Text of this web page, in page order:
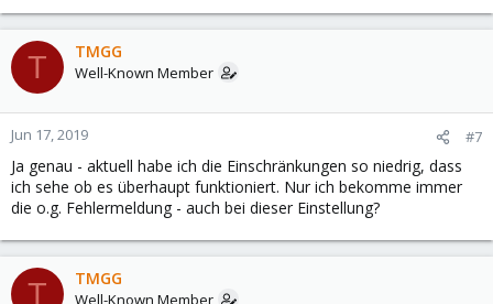
T TMGG
Well-Known Member
Jun 17, 2019 #7
Ja genau - aktuell habe ich die Einschränkungen so niedrig, dass
ich sehe ob es überhaupt funktioniert. Nur ich bekomme immer
die o.g. Fehlermeldung - auch bei dieser Einstellung?
T TMGG
Well-Known Member